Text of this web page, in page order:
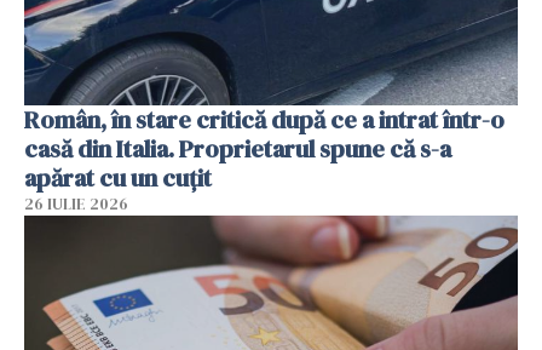
Român, în stare critică după ce a intrat într-o
casă din Italia. Proprietarul spune că s-a
apărat cu un cuțit
26 IULIE 2026